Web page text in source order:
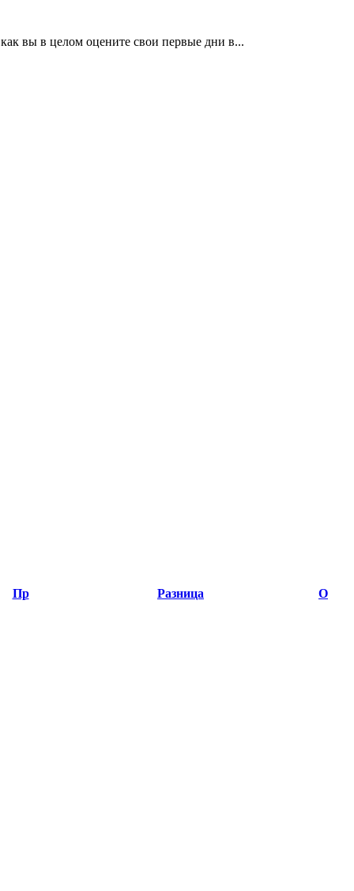
вы в целом оцените свои первые дни в...
Пр Разница О